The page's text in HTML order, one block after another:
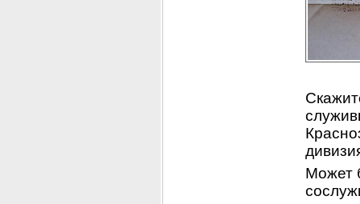
Может